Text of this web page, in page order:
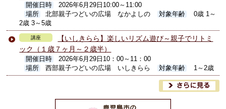
開催日時
2026年6月29日10:00～11:00
場所
北部親子つどいの広場 なかよしの 対象年齢
0歳 1～
2歳 3～5歳
講座
【いしきらら】楽しいリズム遊び～親子でリトミ
ック（１歳７ヶ月～２歳半）
開催日時
2026年6月29日10：00～11：00
場所
西部親子つどいの広場 いしきらら 対象年齢 1～2歳